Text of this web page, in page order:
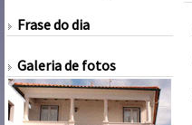
Frase do dia
Galeria de fotos